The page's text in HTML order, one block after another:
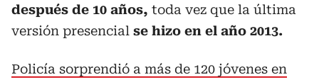
después de 10 años, toda vez que la última
versión presencial se hizo en el año 2013.
Policía sorprendió a más de 120 jóvenes en